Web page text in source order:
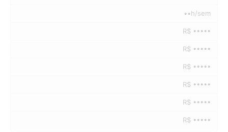
••h/sem
R$ •••••
R$ •••••
R$ •••••
R$ •••••
R$ •••••
R$ •••••